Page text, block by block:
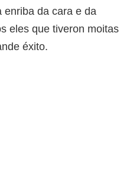
enriba da cara e da
eles que tiveron moitas
éxito.